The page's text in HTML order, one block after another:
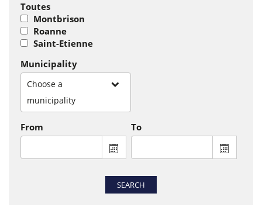
Toutes
Montbrison
Roanne
Saint-Etienne
Municipality
Choose a
municipality
From
From : display the calendar to
To
To :
SEARCH